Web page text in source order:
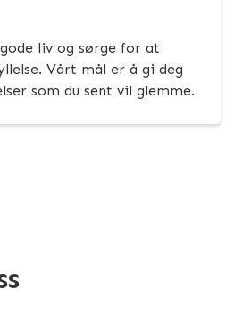
liv og sørge for at
Vårt mål er å gi deg
som du sent vil glemme.